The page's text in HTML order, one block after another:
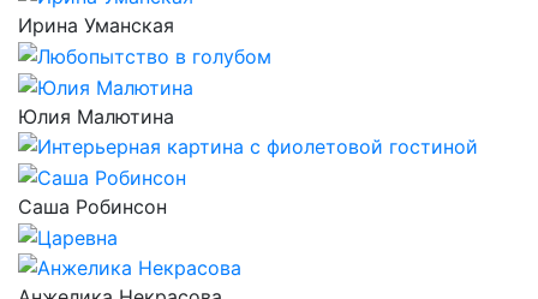
Ирина Уманская
Юлия Малютина
Саша Робинсон